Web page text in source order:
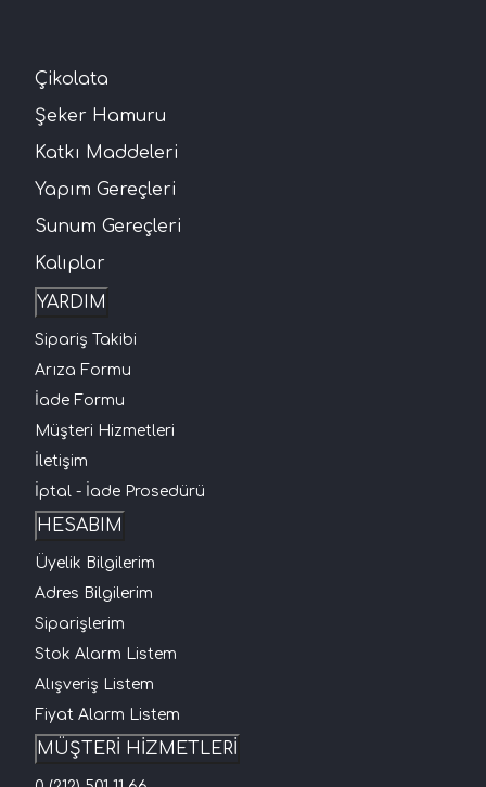
Çikolata
Şeker Hamuru
Katkı Maddeleri
Yapım Gereçleri
Sunum Gereçleri
Kalıplar
YARDIM
Sipariş Takibi
Arıza Formu
İade Formu
Müşteri Hizmetleri
İletişim
İptal - İade Prosedürü
HESABIM
Üyelik Bilgilerim
Adres Bilgilerim
Siparişlerim
Stok Alarm Listem
Alışveriş Listem
Fiyat Alarm Listem
MÜŞTERİ HİZMETLERİ